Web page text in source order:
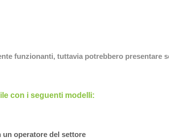
funzionanti, tuttavia potrebbero presentare
con i seguenti modelli:
operatore del settore